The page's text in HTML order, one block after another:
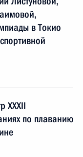
в Токио
XXXII
по плаванию